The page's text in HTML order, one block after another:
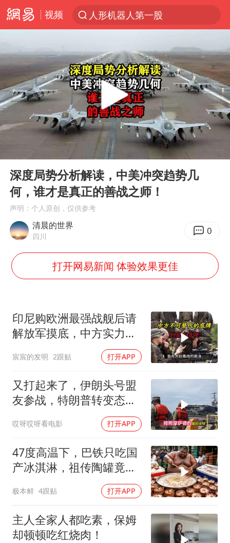
视频
人形机器人第一股
多地银行上调存款利率
上海地铁4条线路全线停运
4.2平卫生间补漏注胶花1.55万
白海豚路径图
宇树申购 中一签有望赚20万元
今日有3只新股申购
NBA传奇教练老尼尔森去世
男子结婚8年3个女儿都不是亲生
手机真会“偷听”我们说话吗
轰-6K到底是不是战略轰炸机
面对面丨蔡磊：与渐冻症抗争 纵使不敌 也不屈服
5万小车卖不动 微型代步车集体遇冷
加沙约14万栋建筑被完全摧毁
Play
06:12
深度局势分析解读，中美冲突趋势几
何，谁才是真正的善战之师！
声明：个人原创，仅供参考
清晨的世界
四川 0
打开网易新闻 体验效果更佳
印尼购欧洲最强战舰后请
解放军摸底，中方实力几
宸宸的发明 2跟贴 打开APP
又打起来了，伊朗头号盟
友参战，特朗普转变态
度，英法德俄选边站
哎呀哎呀看电影 打开APP
47度高温下，巴铁只吃国
产冰淇淋，祖传陶罐竟还
极本鲜 4跟贴 打开APP
主人全家人都吃素，保姆
却顿顿吃红烧肉！